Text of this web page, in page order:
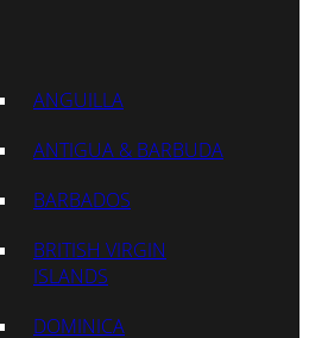
ANGUILLA
ANTIGUA & BARBUDA
BARBADOS
BRITISH VIRGIN
ISLANDS
DOMINICA